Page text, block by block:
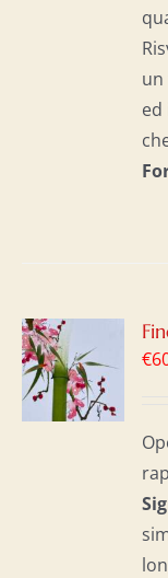
un
ed
€